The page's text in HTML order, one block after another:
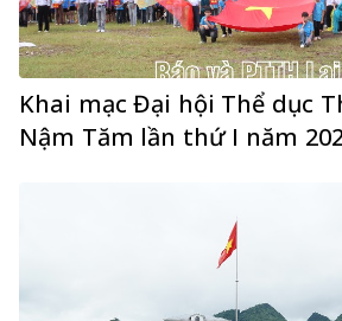
Khai mạc Đại hội Thể dục
Nậm Tăm lần thứ I năm